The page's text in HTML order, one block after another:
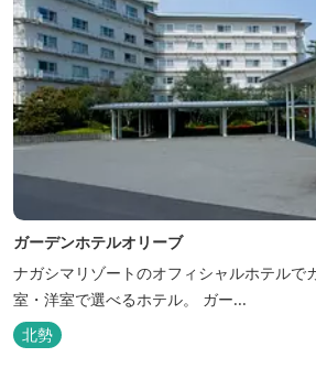
ガーデンホテルオリーブ
ナガシマリゾートのオフィシャルホテルで
室・洋室で選べるホテル。 ガー...
北勢